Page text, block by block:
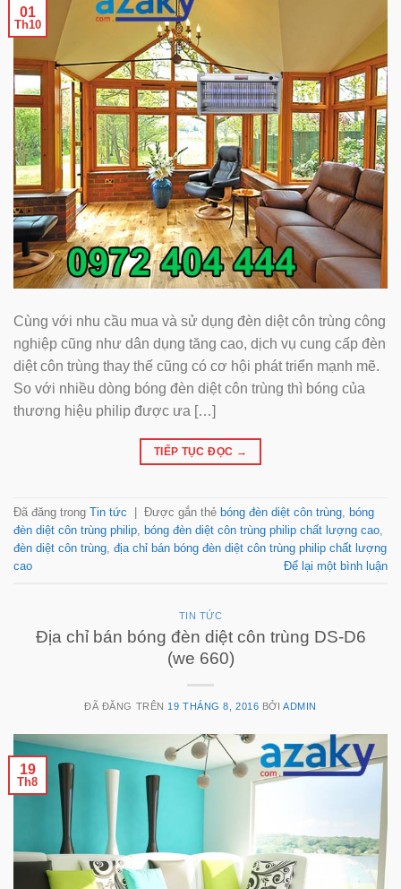
01
Th10
Cùng với nhu cầu mua và sử dụng đèn diệt côn trùng công
nghiệp cũng như dân dụng tăng cao, dịch vụ cung cấp đèn
diệt côn trùng thay thế cũng có cơ hội phát triển mạnh mẽ.
So với nhiều dòng bóng đèn diệt côn trùng thì bóng của
thương hiệu philip được ưa […]
TIẾP TỤC ĐỌC →
Đã đăng trong Tin tức Được gắn thẻ bóng đèn diệt côn trùng, bóng
đèn diệt côn trùng philip, bóng đèn diệt côn trùng philip chất lượng cao,
đèn diệt côn trùng, địa chỉ bán bóng đèn diệt côn trùng philip chất lượng
cao
Để lại một bình luận
TIN TỨC
Địa chỉ bán bóng đèn diệt côn trùng DS-D6
(we 660)
ĐÃ ĐĂNG TRÊN 19 THÁNG 8, 2016 BỞIADMIN
19
Th8